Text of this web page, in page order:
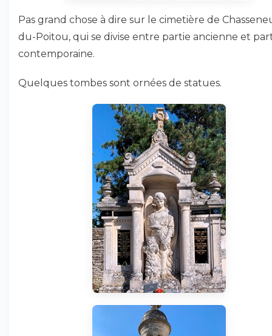
Pas grand chose à dire sur le cimetière de
du-Poitou, qui se divise entre partie ancienne et
contemporaine.
Quelques tombes sont ornées de statues.